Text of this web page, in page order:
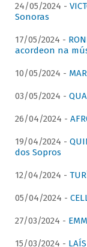
24/05/2024 -
Sonoras
17/05/2024 -
acordeon na
10/05/2024 -
03/05/2024 -
26/04/2024 -
19/04/2024 -
dos Sopros
12/04/2024 -
05/04/2024 -
27/03/2024 -
15/03/2024 -